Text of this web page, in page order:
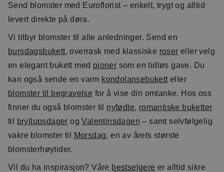
Send blomster med Euroflorist – enkelt, trygt og alltid
levert direkte på døra.
Vi tilbyr blomster til alle anledninger. Send en
bursdagsbukett, overrask med klassiske roser eller velg
en elegant bukett med pioner som en tidløs gave. Du
kan også sende en varm kondolansebukett eller
blomster til begravelse for å vise din omtanke. Hos oss
finner du også blomster til nyfødte, romantiske buketter
til
bryllupsdager ogValentinsdagen – samt selvfølgelig
vakre blomster til
Morsdag, en av årets største
blomsterhøytider.
Vil du ha inspirasjon? Våre bestselgere er alltid sikre